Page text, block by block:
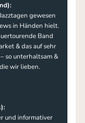
gewesen
in Händen hielt.
Band
& das auf sehr
so unterhaltsam &
wir lieben.
und informativer